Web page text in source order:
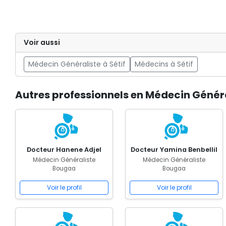
Voir aussi
Médecin Généraliste à Sétif Médecins à Sétif
Autres professionnels en Médecin
Docteur Hanene Adjel
Médecin Généraliste
Bougaa
Voir le profil
Docteur Yamina Benbellil
Médecin Généraliste
Bougaa
Voir le profil